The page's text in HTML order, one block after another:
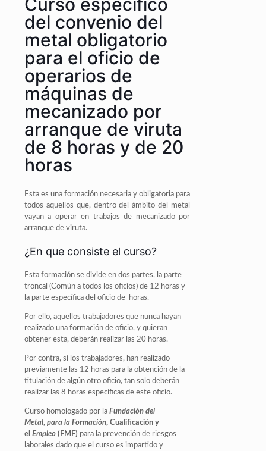
del convenio del
metal obligatorio
para el oficio de
operarios de
máquinas de
mecanizado por
arranque de viruta
de 8 horas y de 20
horas
Esta es una formación necesaria y obligatoria para
todos aquellos que, dentro del ámbito del metal
vayan a operar en trabajos de mecanizado por
arranque de viruta.
¿En que consiste el curso?
Esta formación se divide en dos partes, la parte
troncal (Común a todos los oficios) de 12 horas y
la parte específica del oficio de horas.
Por ello, aquellos trabajadores que nunca hayan
realizado una formación de oficio, y quieran
obtener esta, deberán realizar las 20 horas.
Por contra, si los trabajadores, han realizado
previamente las 12 horas para la obtención de la
titulación de algún otro oficio, tan solo deberán
realizar las 8 horas específicas de este oficio.
Curso homologado por la Fundación del
Metal, para la Formación, Cualificación y
el Empleo (FMF) para la prevención de riesgos
laborales dado que el curso es impartido y